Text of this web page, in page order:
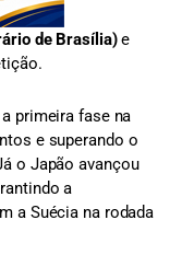
de Brasília)e
primeira fase na
e superando o
o Japão avançou
a
a Suécia na rodada